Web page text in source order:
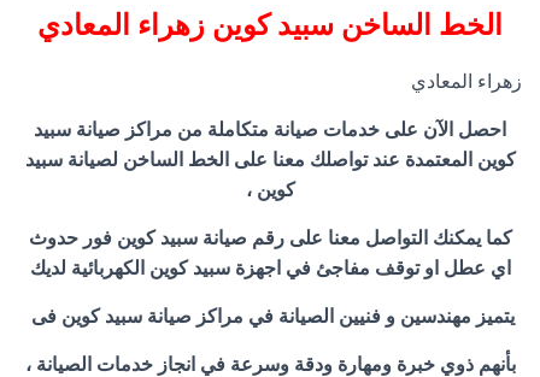
الخط الساخن سبيد كوين زهراء المعادي
زهراء المعادي
احصل الآن على خدمات صيانة متكاملة من مراكز صيانة سبيد
كوين المعتمدة عند تواصلك معنا على الخط الساخن لصيانة سبيد
كوين ،
كما يمكنك التواصل معنا على رقم صيانة سبيد كوين فور حدوث
اي عطل او توقف مفاجئ في اجهزة سبيد كوين الكهربائية لديك
يتميز مهندسين و فنيين الصيانة في مراكز صيانة سبيد كوين فى
بأنهم ذوي خبرة ومهارة ودقة وسرعة في انجاز خدمات الصيانة ،